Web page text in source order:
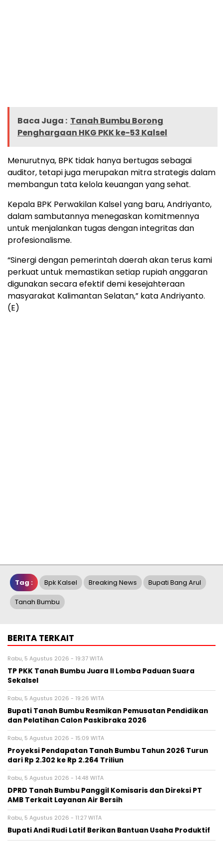
Baca Juga : Tanah Bumbu Borong
Penghargaan HKG PKK ke-53 Kalsel
Menurutnya, BPK tidak hanya bertugas sebagai
auditor, tetapi juga merupakan mitra strategis dalam
membangun tata kelola keuangan yang sehat.
Kepala BPK Perwakilan Kalsel yang baru, Andriyanto,
dalam sambutannya menegaskan komitmennya
untuk menjalankan tugas dengan integritas dan
profesionalisme.
“Sinergi dengan pemerintah daerah akan terus kami
perkuat untuk memastikan setiap rupiah anggaran
digunakan secara efektif demi kesejahteraan
masyarakat Kalimantan Selatan,” kata Andriyanto.
(E)
Tag : Bpk Kalsel Breaking News Bupati Bang Arul
Tanah Bumbu
BERITA TERKAIT
Rabu, 5 Agustus 2026 - 19:37 WITA
TP PKK Tanah Bumbu Juara II Lomba Paduan Suara
Sekalsel
Rabu, 5 Agustus 2026 - 19:26 WITA
Bupati Tanah Bumbu Resmikan Pemusatan Pendidikan
dan Pelatihan Calon Paskibraka 2026
Rabu, 5 Agustus 2026 - 15:09 WITA
Proyeksi Pendapatan Tanah Bumbu Tahun 2026 Turun
dari Rp 2.302 ke Rp 2.264 Triliun
Rabu, 5 Agustus 2026 - 14:48 WITA
DPRD Tanah Bumbu Panggil Komisaris dan Direksi PT
AMB Terkait Layanan Air Bersih
Rabu, 5 Agustus 2026 - 11:27 WITA
Bupati Andi Rudi Latif Berikan Bantuan Usaha Produktif